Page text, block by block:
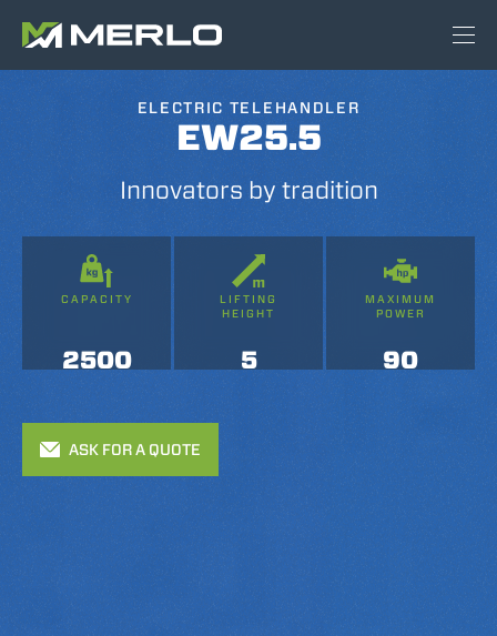
ELECTRIC TELEHANDLER
EW25.5
Innovators by tradition
CAPACITY
2500
LIFTING
HEIGHT
5
MAXIMUM
POWER
90
ASK FOR A QUOTE